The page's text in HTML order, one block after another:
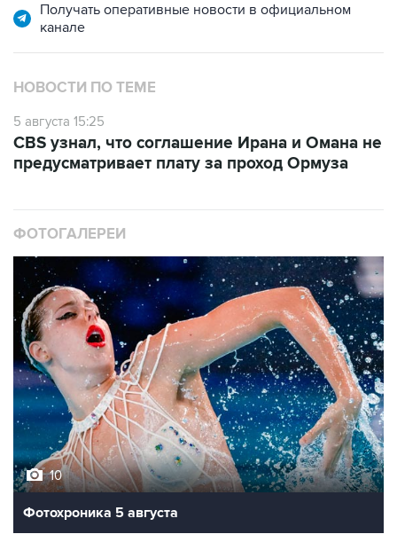
Получать оперативные новости в официальном
канале
НОВОСТИ ПО ТЕМЕ
5 августа 15:25
CBS узнал, что соглашение Ирана и Омана не
предусматривает плату за проход Ормуза
ФОТОГАЛЕРЕИ
10
Фотохроника 5 августа